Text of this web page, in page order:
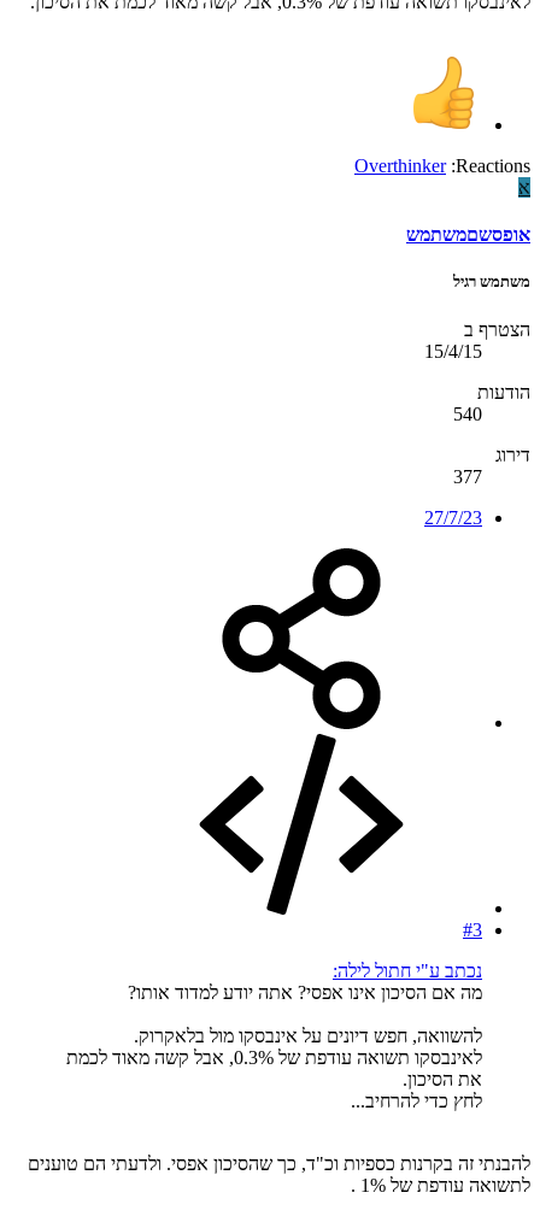
Reactions:
Overthinker
א
אופסשםמשתמש
משתמש רגיל
הצטרף ב
15/4/15
הודעות
540
דירוג
377
27/7/23
#3
נכתב ע"י חתול לילה:
מה אם הסיכון אינו אפסי? אתה יודע למדוד אותו?
להשוואה, חפש דיונים על אינבסקו מול בלאקרוק.
לאינבסקו תשואה עודפת של 0.3%, אבל קשה מאוד לכמת
את הסיכון.
לחץ כדי להרחיב...
להבנתי זה בקרנות כספיות וכ"ד, כך שהסיכון אפסי. ולדעתי הם טוענים
לתשואה עודפת של 1% .